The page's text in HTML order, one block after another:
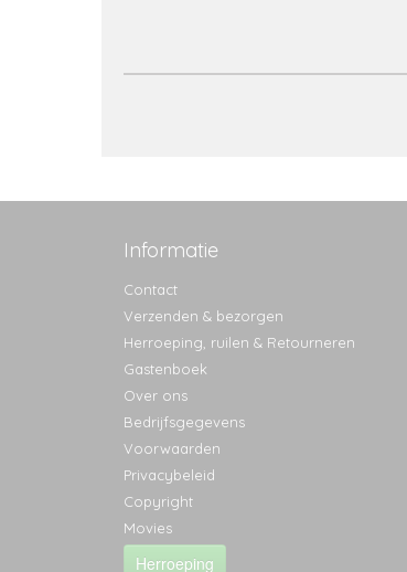
Informatie
Contact
Verzenden & bezorgen
Herroeping, ruilen & Retourneren
Gastenboek
Over ons
Bedrijfsgegevens
Voorwaarden
Privacybeleid
Copyright
Movies
Herroeping